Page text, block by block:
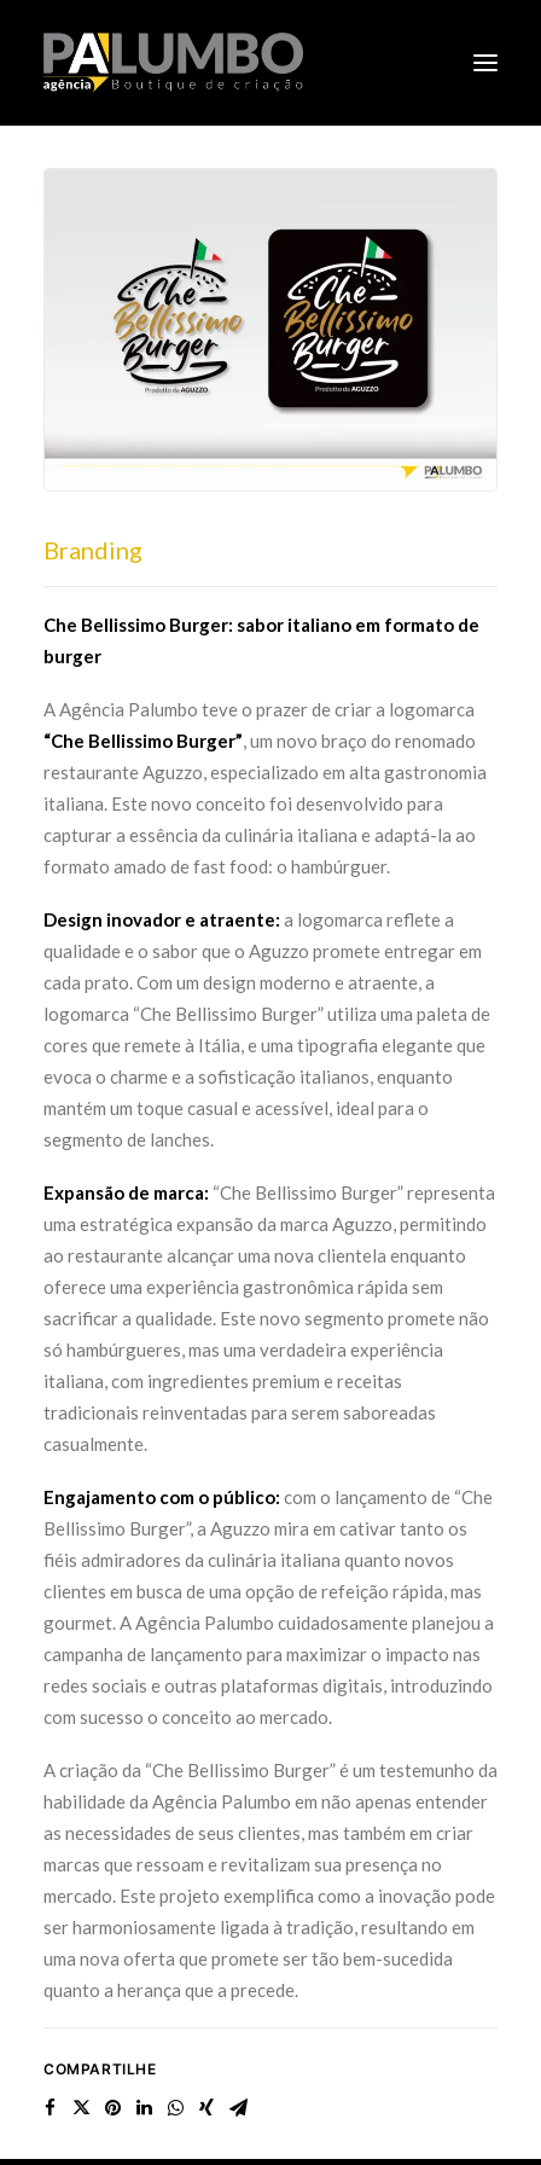
CLÁSSICOS
Branding
Che Bellissimo Burger: sabor italiano em formato de
burger
A Agência Palumbo teve o prazer de criar a logomarca
“Che Bellissimo Burger”, um novo braço do renomado
restaurante Aguzzo, especializado em alta gastronomia
italiana. Este novo conceito foi desenvolvido para
capturar a essência da culinária italiana e adaptá-la ao
formato amado de fast food: o hambúrguer.
Design inovador e atraente: a logomarca reflete a
qualidade e o sabor que o Aguzzo promete entregar em
cada prato. Com um design moderno e atraente, a
logomarca “Che Bellissimo Burger” utiliza uma paleta de
cores que remete à Itália, e uma tipografia elegante que
evoca o charme e a sofisticação italianos, enquanto
mantém um toque casual e acessível, ideal para o
segmento de lanches.
Expansão de marca: “Che Bellissimo Burger” representa
uma estratégica expansão da marca Aguzzo, permitindo
ao restaurante alcançar uma nova clientela enquanto
oferece uma experiência gastronômica rápida sem
sacrificar a qualidade. Este novo segmento promete não
só hambúrgueres, mas uma verdadeira experiência
italiana, com ingredientes premium e receitas
tradicionais reinventadas para serem saboreadas
casualmente.
Engajamento com o público: com o lançamento de “Che
Bellissimo Burger”, a Aguzzo mira em cativar tanto os
fiéis admiradores da culinária italiana quanto novos
clientes em busca de uma opção de refeição rápida, mas
gourmet. A Agência Palumbo cuidadosamente planejou a
campanha de lançamento para maximizar o impacto nas
redes sociais e outras plataformas digitais, introduzindo
com sucesso o conceito ao mercado.
A criação da “Che Bellissimo Burger” é um testemunho da
habilidade da Agência Palumbo em não apenas entender
as necessidades de seus clientes, mas também em criar
marcas que ressoam e revitalizam sua presença no
mercado. Este projeto exemplifica como a inovação pode
ser harmoniosamente ligada à tradição, resultando em
uma nova oferta que promete ser tão bem-sucedida
quanto a herança que a precede.
COMPARTILHE